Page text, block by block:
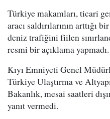
Türkiye makamları, ticari
aracı saldırılarının arttığı
deniz trafiğini fiilen
resmi bir açıklama yapmadı.
Kıyı Emniyeti Genel
Türkiye Ulaştırma ve
Bakanlık, mesai saatleri
yanıt vermedi.